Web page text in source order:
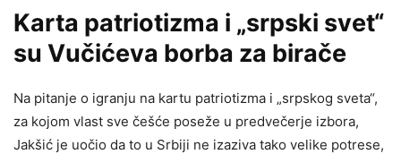
Karta patriotizma i „srpski svet“
su Vučićeva borba za birače
Na pitanje o igranju na kartu patriotizma i „srpskog sveta“,
za kojom vlast sve češće poseže u predvečerje izbora,
Jakšić je uočio da to u Srbiji ne izaziva tako velike potrese,